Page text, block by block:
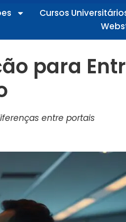
Cursos
para
entre portais